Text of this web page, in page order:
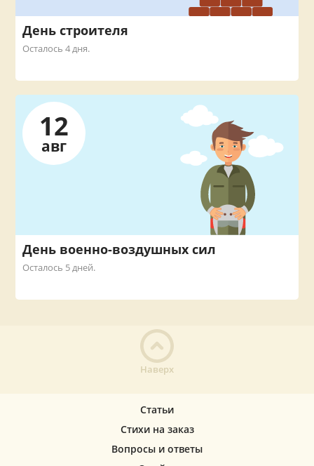
День строителя
Осталось 4 дня.
12
авг
День военно-воздушных сил
Осталось 5 дней.
Наверх
Статьи
Стихи на заказ
Вопросы и ответы